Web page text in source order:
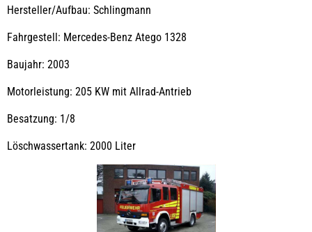
Hersteller/Aufbau: Schlingmann
Fahrgestell: Mercedes-Benz Atego 1328
Baujahr: 2003
Motorleistung: 205 KW mit Allrad-Antrieb
Besatzung: 1/8
Löschwassertank: 2000 Liter